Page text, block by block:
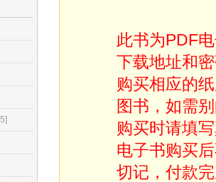
此书为PDF
下载地址和
购买相应的
图书，如需
购买时请填
电子书购买
切记，付款